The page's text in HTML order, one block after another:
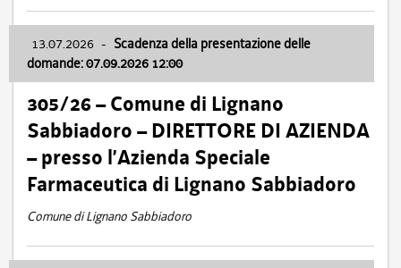
13.07.2026 - Scadenza della presentazione delle
domande: 07.09.2026 12:00
305/26 – Comune di Lignano
Sabbiadoro – DIRETTORE DI AZIENDA
– presso l’Azienda Speciale
Farmaceutica di Lignano Sabbiadoro
Comune di Lignano Sabbiadoro